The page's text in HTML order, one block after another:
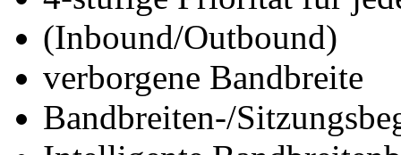
(Inbound/Outbound)
verborgene Bandbreite
Bandbreiten-/